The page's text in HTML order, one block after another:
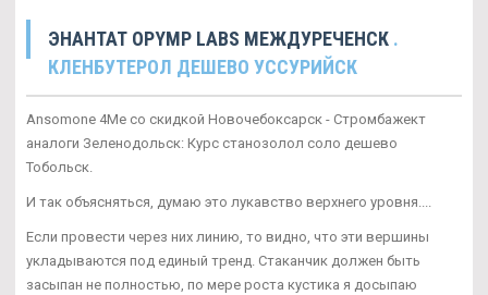
ЭНАНТАТ OPYMP LABS МЕЖДУРЕЧЕНСК .
КЛЕНБУТЕРОЛ ДЕШЕВО УССУРИЙСК
Ansomone 4Me со скидкой Новочебоксарск - Стромбажект
аналоги Зеленодольск: Курс станозолол соло дешево
Тобольск.
И так объясняться, думаю это лукавство верхнего уровня....
Если провести через них линию, то видно, что эти вершины
укладываются под единый тренд. Стаканчик должен быть
засыпан не полностью, по мере роста кустика я досыпаю